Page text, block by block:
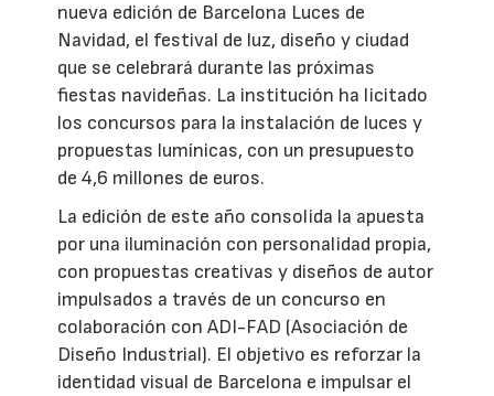
nueva edición de Barcelona Luces de
Navidad, el festival de luz, diseño y ciudad
que se celebrará durante las próximas
fiestas navideñas. La institución ha licitado
los concursos para la instalación de luces y
propuestas lumínicas, con un presupuesto
de 4,6 millones de euros.
La edición de este año consolida la apuesta
por una iluminación con personalidad propia,
con propuestas creativas y diseños de autor
impulsados a través de un concurso en
colaboración con ADI-FAD (Asociación de
Diseño Industrial). El objetivo es reforzar la
identidad visual de Barcelona e impulsar el